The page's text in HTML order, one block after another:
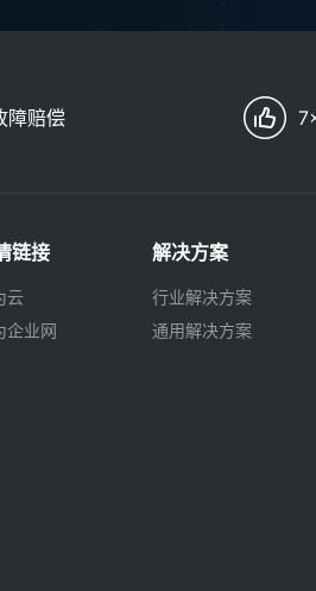
障赔偿
链接
云
企业网
解决方案
行业解决方案
通用解决方案